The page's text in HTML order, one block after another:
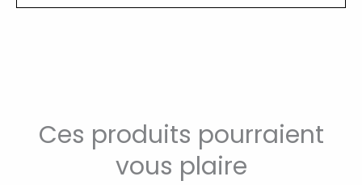
Ces produits pourraient
vous plaire